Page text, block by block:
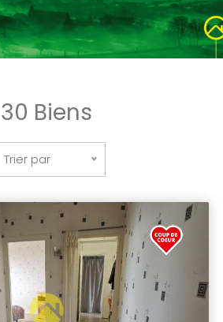
30 Biens
Trier par